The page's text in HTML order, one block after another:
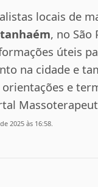
locais de
, no São
úteis
na cidade e
e
2025 às 16:58.